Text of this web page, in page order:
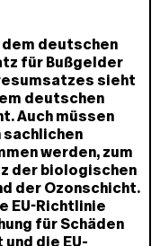
deutschen
für Bußgelder
sieht
deutschen
Auch müssen
sachlichen
werden, zum
der biologischen
der Ozonschicht.
EU-Richtlinie
für Schäden
die EU-